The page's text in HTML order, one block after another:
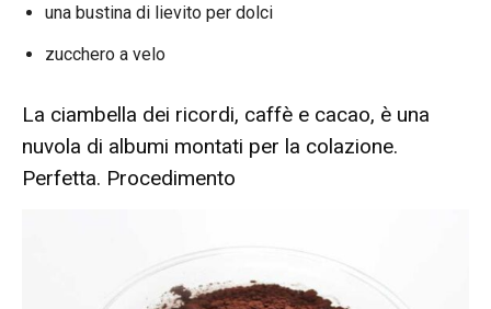
una bustina di lievito per dolci
zucchero a velo
La ciambella dei ricordi, caffè e cacao, è una
nuvola di albumi montati per la colazione.
Perfetta. Procedimento